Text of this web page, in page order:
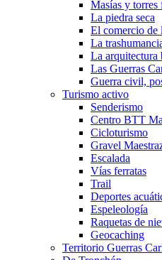
Masías y torres
La piedra seca
El comercio de
La
La arquitectura
Las Guerras
Guerra civil,
Turismo activo
Senderismo
Centro BTT
Cicloturismo
Gravel
Escalada
Vías ferratas
Trail
Deportes
Espeleología
Raquetas de
Geocaching
Territorio Guerras